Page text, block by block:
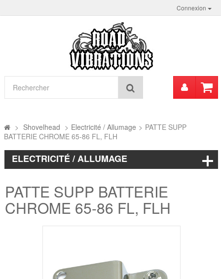
Connexion
Mon
> Shovelhead > Electricité / Allumage > PATTE SUPP
BATTERIE CHROME 65-86 FL, FLH
ELECTRICITÉ / ALLUMAGE
PATTE SUPP BATTERIE
CHROME 65-86 FL, FLH